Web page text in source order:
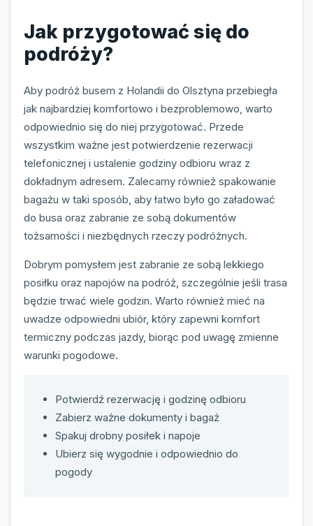
Jak przygotować się do
podróży?
Aby podróż busem z Holandii do Olsztyna przebiegła
jak najbardziej komfortowo i bezproblemowo, warto
odpowiednio się do niej przygotować. Przede
wszystkim ważne jest potwierdzenie rezerwacji
telefonicznej i ustalenie godziny odbioru wraz z
dokładnym adresem. Zalecamy również spakowanie
bagażu w taki sposób, aby łatwo było go załadować
do busa oraz zabranie ze sobą dokumentów
tożsamości i niezbędnych rzeczy podróżnych.
Dobrym pomysłem jest zabranie ze sobą lekkiego
posiłku oraz napojów na podróż, szczególnie jeśli trasa
będzie trwać wiele godzin. Warto również mieć na
uwadze odpowiedni ubiór, który zapewni komfort
termiczny podczas jazdy, biorąc pod uwagę zmienne
warunki pogodowe.
Potwierdź rezerwację i godzinę odbioru
Zabierz ważne dokumenty i bagaż
Spakuj drobny posiłek i napoje
Ubierz się wygodnie i odpowiednio do
pogody